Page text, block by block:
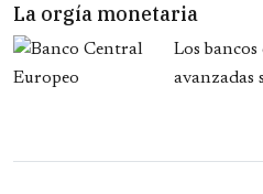
La orgía monetaria
Los bancos
avanzadas